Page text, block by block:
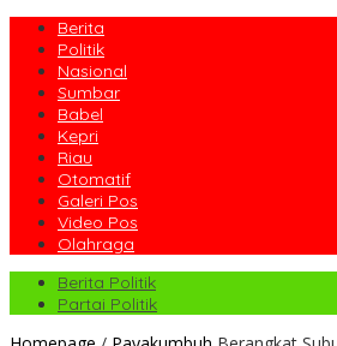
Berita
Politik
Nasional
Sumbar
Babel
Kepri
Riau
Otomatif
Galeri Pos
Video Pos
Olahraga
Berita Politik
Partai Politik